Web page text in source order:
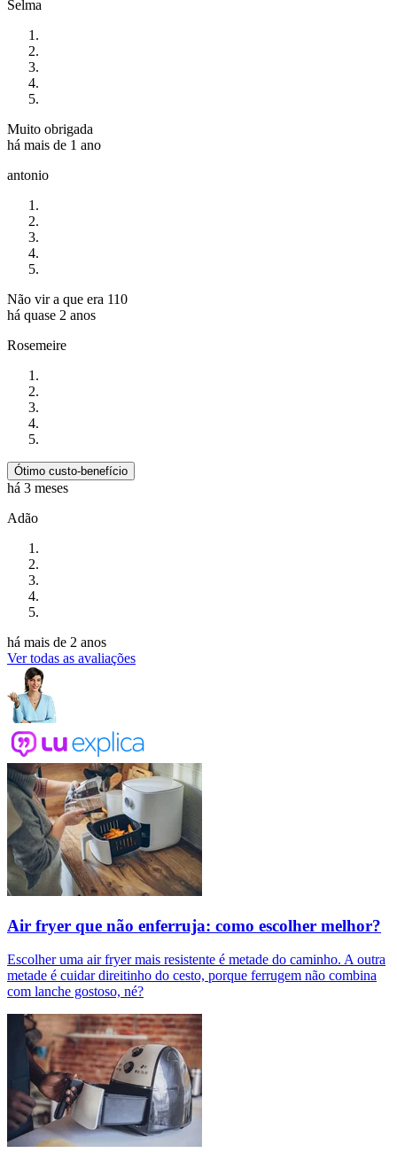
Selma
Muito obrigada
há mais de 1 ano
antonio
Não vir a que era 110
há quase 2 anos
Rosemeire
Ótimo custo-benefício
há 3 meses
Adão
há mais de 2 anos
Ver todas as avaliações
Air fryer que não enferruja: como escolher melhor?
Escolher uma air fryer mais resistente é metade do caminho. A outra
metade é cuidar direitinho do cesto, porque ferrugem não combina
com lanche gostoso, né?